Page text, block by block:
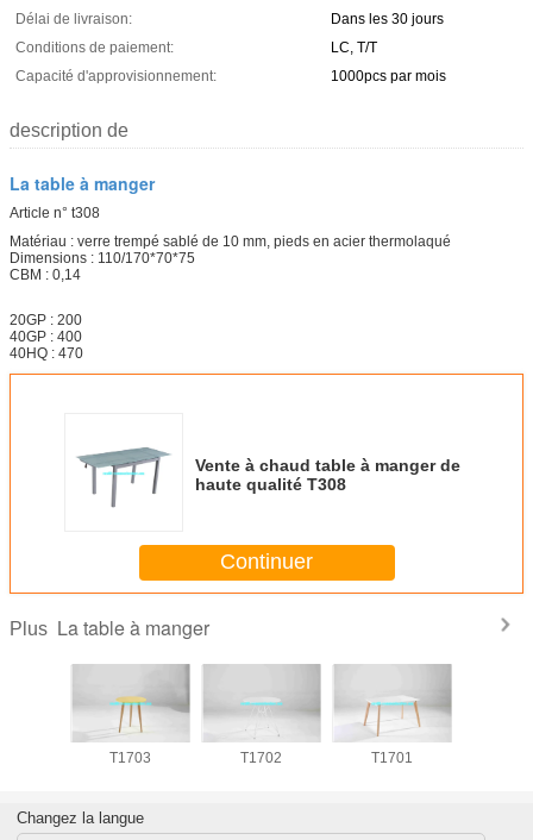
Délai de livraison:
Dans les 30 jours
Conditions de paiement:
LC, T/T
Capacité d'approvisionnement:
1000pcs par mois
description de
La table à manger
Article n° t308
Matériau : verre trempé sablé de 10 mm, pieds en acier thermolaqué
Dimensions : 110/170*70*75
CBM : 0,14
20GP : 200
40GP : 400
40HQ : 470
Vente à chaud table à manger de
haute qualité T308
Continuer
Plus La table à manger
T1703 T1702 T1701
Changez la langue